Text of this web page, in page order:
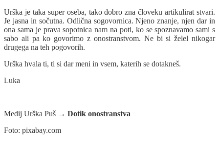
Urška je taka super oseba, tako dobro zna človeku artikulirat stvari.
Je jasna in sočutna. Odlična sogovornica. Njeno znanje, njen dar in
ona sama je prava sopotnica nam na poti, ko se spoznavamo sami s
sabo ali pa ko govorimo z onostranstvom. Ne bi si želel nikogar
drugega na teh pogovorih.
Urška hvala ti, ti si dar meni in vsem, katerih se dotakneš.
Luka
Medij Urška Puš → Dotik onostranstva
Foto: pixabay.com